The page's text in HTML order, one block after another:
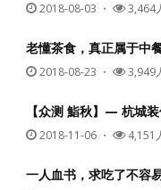
2018-08-03 ・ 3,464
老懂茶食，真正属于中
2018-08-23 ・ 3,949
【众测 鮨秋】— 杭城
2018-11-06 ・ 4,151
一人血书，求吃了不容